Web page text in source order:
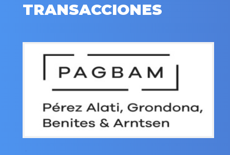
TRANSACCIONES